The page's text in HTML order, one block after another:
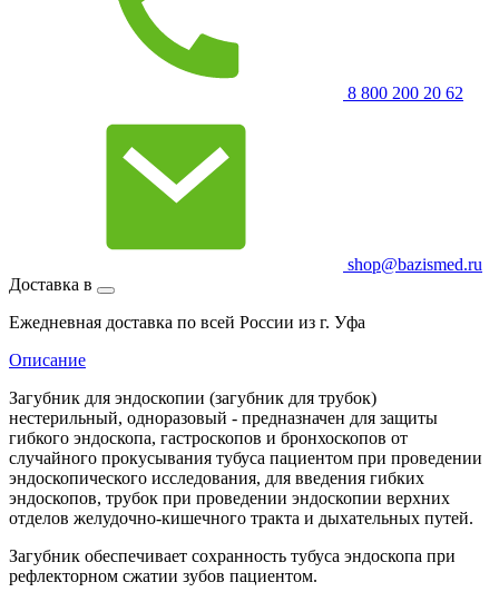
8 800 200 20 62
shop@bazismed.ru
Доставка в
Ежедневная доставка по всей России из г. Уфа
Описание
Загубник для эндоскопии (загубник для трубок)
нестерильный, одноразовый - предназначен для защиты
гибкого эндоскопа, гастроскопов и бронхоскопов от
случайного прокусывания тубуса пациентом при проведении
эндоскопического исследования, для введения гибких
эндоскопов, трубок при проведении эндоскопии верхних
отделов желудочно-кишечного тракта и дыхательных путей.
Загубник обеспечивает сохранность тубуса эндоскопа при
рефлекторном сжатии зубов пациентом.